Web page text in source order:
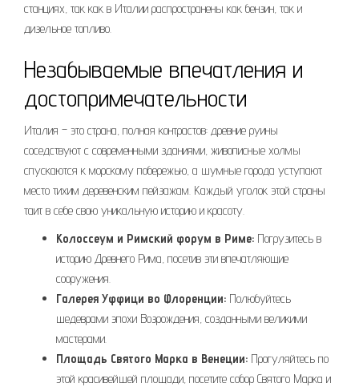
станциях, так как в Италии распространены как бензин, так и
дизельное топливо.
Незабываемые впечатления и
достопримечательности
Италия – это страна, полная контрастов: древние руины
соседствуют с современными зданиями, живописные холмы
спускаются к морскому побережью, а шумные города уступают
место тихим деревенским пейзажам. Каждый уголок этой страны
таит в себе свою уникальную историю и красоту.
Колоссеум и Римский форум в Риме: Погрузитесь в
историю Древнего Рима, посетив эти впечатляющие
сооружения.
Галерея Уффици во Флоренции: Полюбуйтесь
шедеврами эпохи Возрождения, созданными великими
мастерами.
Площадь Святого Марка в Венеции: Прогуляйтесь по
этой красивейшей площади, посетите собор Святого Марка и